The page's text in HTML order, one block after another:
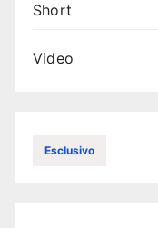
Short
Video
Esclusivo